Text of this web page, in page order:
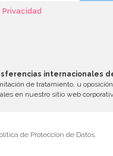
internacionales
de tratamiento, u
en nuestro sitio web
de Protección de Datos.